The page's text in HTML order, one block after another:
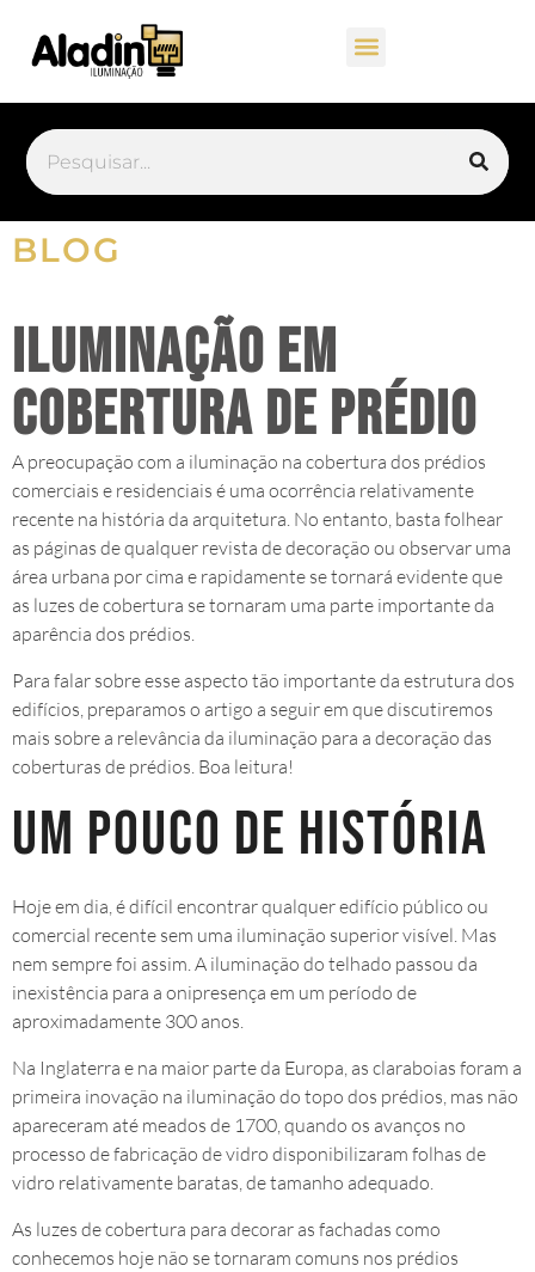
BLOG
Iluminação em
cobertura de prédio
A preocupação com a iluminação na cobertura dos prédios
comerciais e residenciais é uma ocorrência relativamente
recente na história da arquitetura. No entanto, basta folhear
as páginas de qualquer revista de decoração ou observar uma
área urbana por cima e rapidamente se tornará evidente que
as luzes de cobertura se tornaram uma parte importante da
aparência dos prédios.
Para falar sobre esse aspecto tão importante da estrutura dos
edifícios, preparamos o artigo a seguir em que discutiremos
mais sobre a relevância da iluminação para a decoração das
coberturas de prédios. Boa leitura!
Um pouco de história
Hoje em dia, é difícil encontrar qualquer edifício público ou
comercial recente sem uma iluminação superior visível. Mas
nem sempre foi assim. A iluminação do telhado passou da
inexistência para a onipresença em um período de
aproximadamente 300 anos.
Na Inglaterra e na maior parte da Europa, as claraboias foram a
primeira inovação na iluminação do topo dos prédios, mas não
apareceram até meados de 1700, quando os avanços no
processo de fabricação de vidro disponibilizaram folhas de
vidro relativamente baratas, de tamanho adequado.
As luzes de cobertura para decorar as fachadas como
conhecemos hoje não se tornaram comuns nos prédios